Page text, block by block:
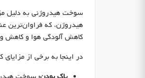
سوخت هیدروژنی به دلیل
هیدروژن، که فراوان‌ترین
کاهش آلودگی هوا و کاهش
در اینجا به برخی از